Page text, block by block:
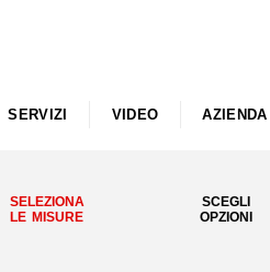
SERVIZI VIDEO AZIENDA
SELEZIONA
LE MISURE
SCEGLI
OPZIONI